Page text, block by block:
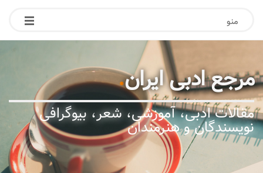
منو
مرجع ادبی ایران.
مقالات ادبی، آموزشی، شعر، بیوگرافی
نویسندگان و هنرمندان